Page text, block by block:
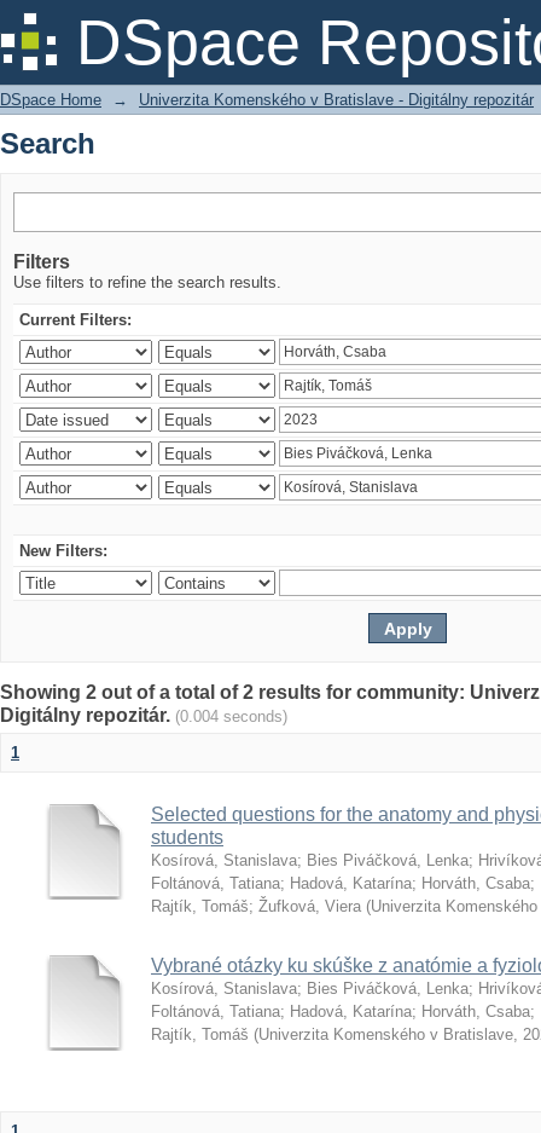
DSpace
Search
DSpace Home → Univerzita Komenského v Bratislave - Digitálny repozitár
Search
Filters
Use filters to refine the search results.
Current Filters:
New Filters:
Showing 2 out of a total of 2 results for community:
Digitálny repozitár. (0.004 seconds)
1
Selected questions for the anatomy and
students
Kosírová, Stanislava; Bies Piváčková, Lenka;
Foltánová, Tatiana; Hadová, Katarína; Horváth, Csaba;
Rajtík, Tomáš; Žufková, Viera (Univerzita
Vybrané otázky ku skúške z anatómie a
Kosírová, Stanislava; Bies Piváčková, Lenka;
Foltánová, Tatiana; Hadová, Katarína; Horváth, Csaba;
Rajtík, Tomáš (Univerzita Komenského v Bratislave,